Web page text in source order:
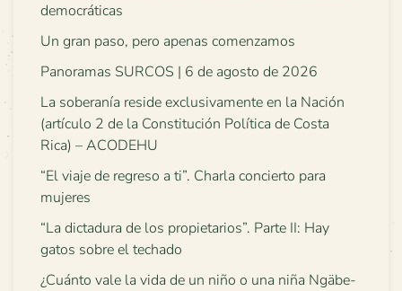
democráticas
Un gran paso, pero apenas comenzamos
Panoramas SURCOS | 6 de agosto de 2026
La soberanía reside exclusivamente en la Nación
(artículo 2 de la Constitución Política de Costa
Rica) – ACODEHU
“El viaje de regreso a ti”. Charla concierto para
mujeres
“La dictadura de los propietarios”. Parte II: Hay
gatos sobre el techado
¿Cuánto vale la vida de un niño o una niña Ngäbe-